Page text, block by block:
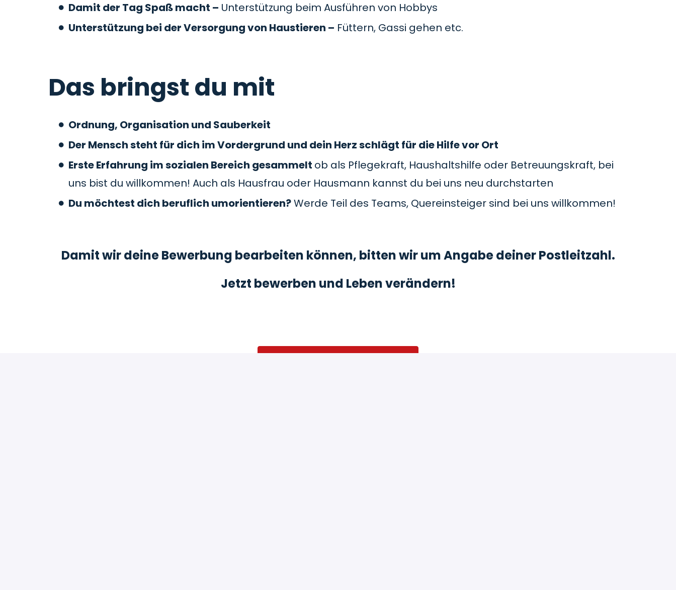
Damit der Tag Spaß macht – Unterstützung beim Ausführen von Hobbys
Unterstützung bei der Versorgung von Haustieren – Füttern, Gassi gehen etc.
Das bringst du mit
Ordnung, Organisation und Sauberkeit
Der Mensch steht für dich im Vordergrund und dein Herz schlägt für die Hilfe vor Ort
Erste Erfahrung im sozialen Bereich gesammelt ob als Pflegekraft, Haushaltshilfe oder Betreuungskraft, bei
uns bist du willkommen! Auch als Hausfrau oder Hausmann kannst du bei uns neu durchstarten
Du möchtest dich beruflich umorientieren?Werde Teil des Teams, Quereinsteiger sind bei uns willkommen!
Damit wir deine Bewerbung bearbeiten können, bitten wir um Angabe deiner Postleitzahl.
Jetzt bewerben und Leben verändern!